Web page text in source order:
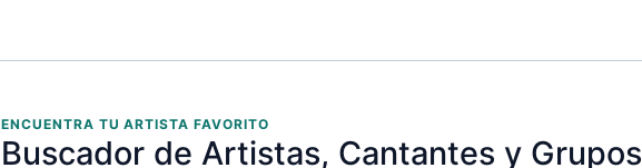
ENCUENTRA TU ARTISTA FAVORITO
Buscador de Artistas, Cantantes y Grupos